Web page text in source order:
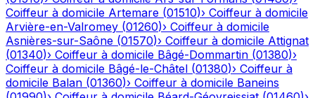
Coiffeur à domicile Artemare (01510)› Coiffeur à domicile
Arvière-en-Valromey (01260)› Coiffeur à domicile
Asnières-sur-Saône (01570)› Coiffeur à domicile Attignat
(01340)› Coiffeur à domicile Bâgé-Dommartin (01380)›
Coiffeur à domicile Bâgé-le-Châtel (01380)› Coiffeur à
domicile Balan (01360)› Coiffeur à domicile Baneins